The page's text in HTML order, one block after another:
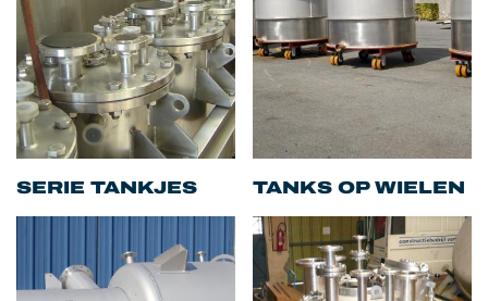
SERIE TANKJES TANKS OP WIELEN